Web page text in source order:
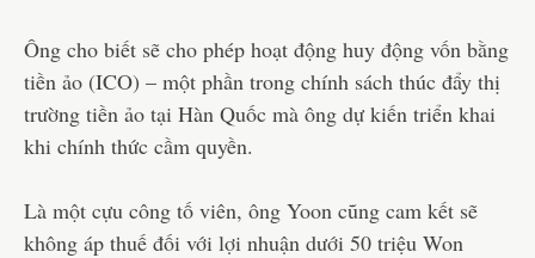
Ông cho biết sẽ cho phép hoạt động huy động vốn bằng
tiền ảo (ICO) – một phần trong chính sách thúc đẩy thị
trường tiền ảo tại Hàn Quốc mà ông dự kiến triển khai
khi chính thức cầm quyền.
Là một cựu công tố viên, ông Yoon cũng cam kết sẽ
không áp thuế đối với lợi nhuận dưới 50 triệu Won